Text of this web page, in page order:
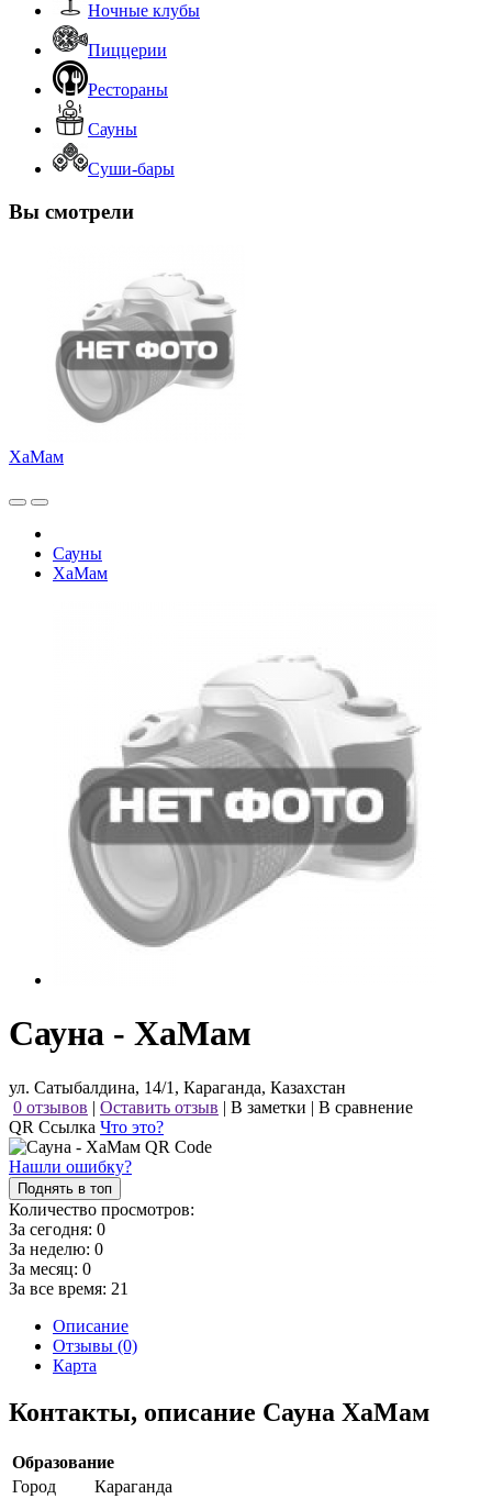
Ночные клубы
Пиццерии
Рестораны
Сауны
Суши-бары
Вы смотрели
ХаМам
Сауны
ХаМам
Сауна - ХаМам
ул. Сатыбалдина, 14/1, Караганда, Казахстан
0 отзывов | Оставить отзыв | В заметки | В сравнение
QR Ссылка Что это?
Нашли ошибку?
Поднять в топ
Количество просмотров:
За сегодня: 0
За неделю: 0
За месяц: 0
За все время: 21
Описание
Отзывы (0)
Карта
Контакты, описание Сауна ХаМам
Образование
Город
Караганда